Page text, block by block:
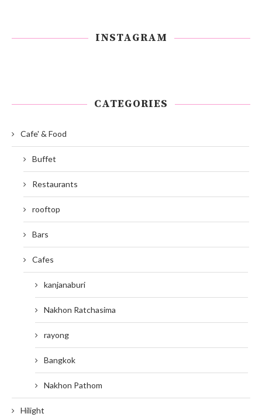
INSTAGRAM
CATEGORIES
Cafe' & Food
Buffet
Restaurants
rooftop
Bars
Cafes
kanjanaburi
Nakhon Ratchasima
rayong
Bangkok
Nakhon Pathom
Hilight